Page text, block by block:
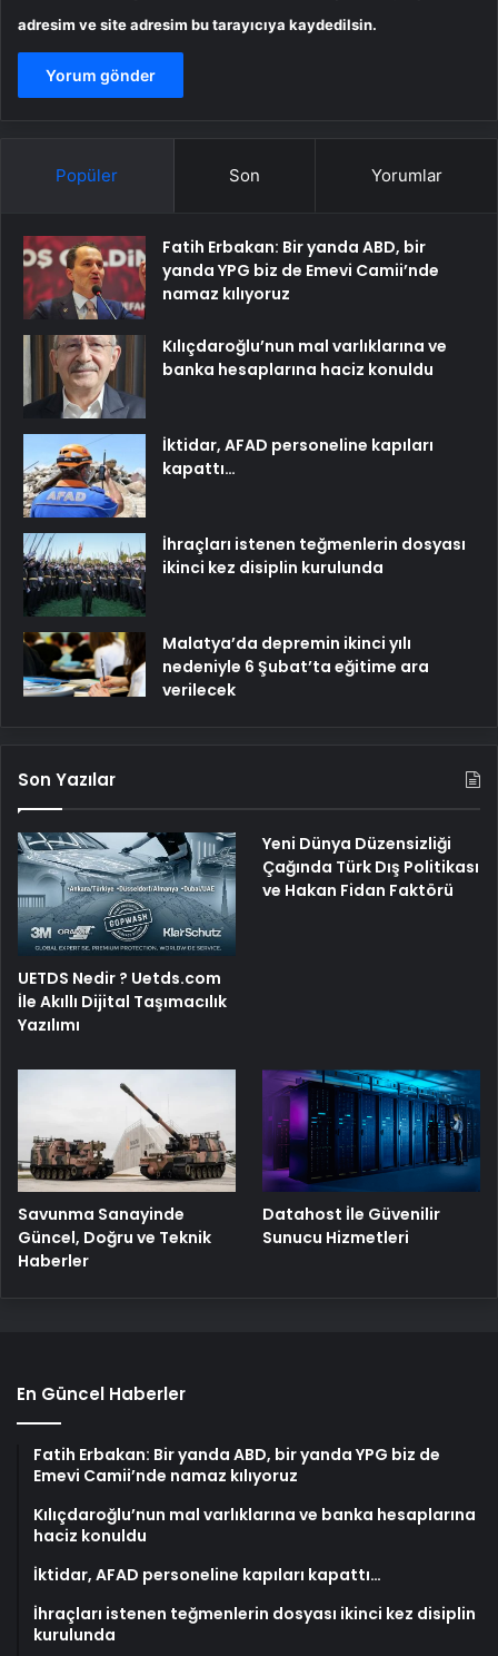
adresim ve site adresim bu tarayıcıya kaydedilsin.
Popüler Son Yorumlar
Fatih Erbakan: Bir yanda ABD, bir
yanda YPG biz de Emevi Camii’nde
namaz kılıyoruz
Kılıçdaroğlu’nun mal varlıklarına ve
banka hesaplarına haciz konuldu
İktidar, AFAD personeline kapıları
kapattı…
İhraçları istenen teğmenlerin dosyası
ikinci kez disiplin kurulunda
Malatya’da depremin ikinci yılı
nedeniyle 6 Şubat’ta eğitime ara
verilecek
Son Yazılar
UETDS Nedir ? Uetds.com
İle Akıllı Dijital Taşımacılık
Yazılımı
Yeni Dünya Düzensizliği
Çağında Türk Dış Politikası
ve Hakan Fidan Faktörü
Savunma Sanayinde
Güncel, Doğru ve Teknik
Haberler
Datahost İle Güvenilir
Sunucu Hizmetleri
En Güncel Haberler
Fatih Erbakan: Bir yanda ABD, bir yanda YPG biz de
Emevi Camii’nde namaz kılıyoruz
Kılıçdaroğlu’nun mal varlıklarına ve banka hesaplarına
haciz konuldu
İktidar, AFAD personeline kapıları kapattı…
İhraçları istenen teğmenlerin dosyası ikinci kez disiplin
kurulunda